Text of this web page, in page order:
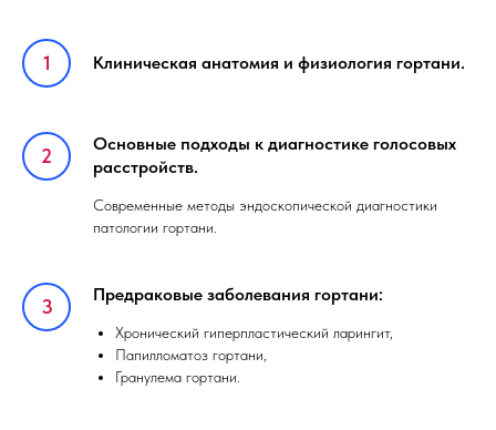
Клиническая анатомия и физиология гортани.
Основные подходы к диагностике голосовых
расстройств.
Современные методы эндоскопической диагностики
патологии гортани.
Предраковые заболевания гортани:
Хронический гиперпластический ларингит,
Папилломатоз гортани,
Гранулема гортани.